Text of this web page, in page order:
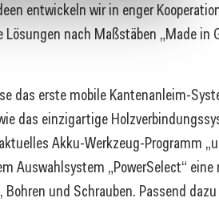
entwickeln wir in enger
nach Maßstäben „Made in
das erste mobile Kantenanleim-
das einzigartige
Akku-Werkzeug-Programm
Auswahlsystem „PowerSelect“ eine
und Schrauben. Passend